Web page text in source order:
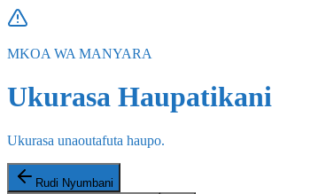
MKOA WA MANYARA
Ukurasa Haupatikani
Ukurasa unaoutafuta haupo.
Rudi Nyumbani